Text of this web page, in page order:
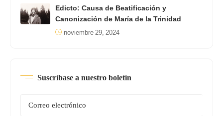
Edicto: Causa de Beatificación y
Canonización de María de la Trinidad
noviembre 29, 2024
Suscríbase a nuestro boletín